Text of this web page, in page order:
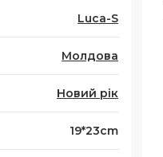
Luca-S
Молдова
Новий рік
19*23cm